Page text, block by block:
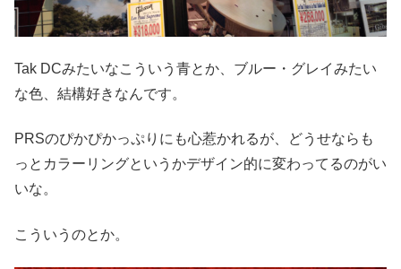
Tak DCみたいなこういう青とか、ブルー・グレイみたい
な色、結構好きなんです。
PRSのぴかぴかっぷりにも心惹かれるが、どうせならも
っとカラーリングというかデザイン的に変わってるのがい
いな。
こういうのとか。